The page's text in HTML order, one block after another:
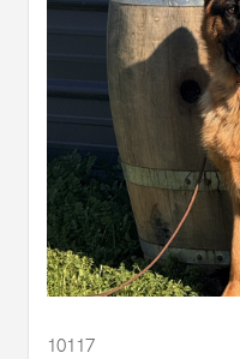
10117